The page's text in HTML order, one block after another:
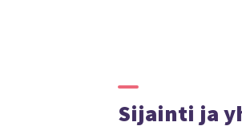
Sijainti ja